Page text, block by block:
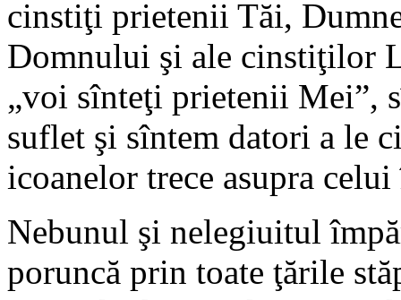
cinstiţi prietenii Tăi,
Domnului şi ale cinstiţilor
„voi sînteţi prietenii Mei”,
suflet şi sîntem datori a le
icoanelor trece asupra
Nebunul şi nelegiuitul
poruncă prin toate ţările